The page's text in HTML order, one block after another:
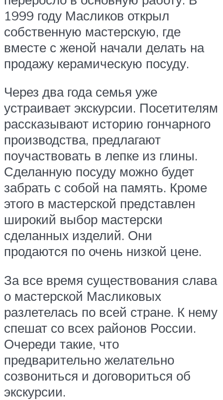
1999 году Масликов открыл
собственную мастерскую, где
вместе с женой начали делать на
продажу керамическую посуду.
Через два года семья уже
устраивает экскурсии. Посетителям
рассказывают историю гончарного
производства, предлагают
поучаствовать в лепке из глины.
Сделанную посуду можно будет
забрать с собой на память. Кроме
этого в мастерской представлен
широкий выбор мастерски
сделанных изделий. Они
продаются по очень низкой цене.
За все время существования слава
о мастерской Масликовых
разлетелась по всей стране. К нему
спешат со всех районов России.
Очереди такие, что
предварительно желательно
созвониться и договориться об
экскурсии.